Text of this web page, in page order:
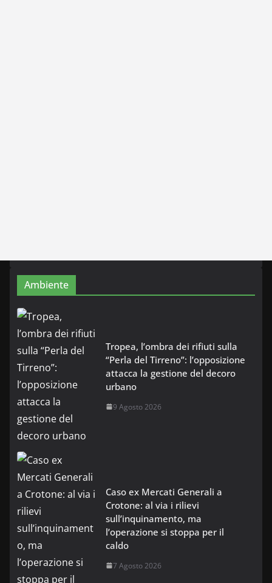
Ambiente
Tropea, l’ombra dei rifiuti sulla
“Perla del Tirreno”: l’opposizione
attacca la gestione del decoro
urbano
9 Agosto 2026
Caso ex Mercati Generali a
Crotone: al via i rilievi
sull’inquinamento, ma
l’operazione si stoppa per il
caldo
7 Agosto 2026